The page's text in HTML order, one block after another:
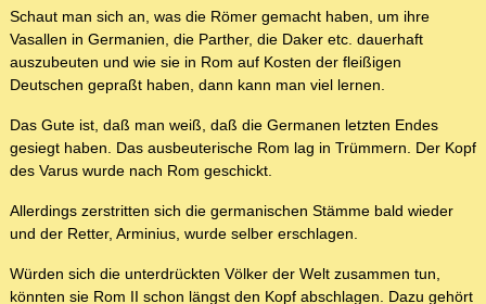
Schaut man sich an, was die Römer gemacht haben, um ihre
Vasallen in Germanien, die Parther, die Daker etc. dauerhaft
auszubeuten und wie sie in Rom auf Kosten der fleißigen
Deutschen gepraßt haben, dann kann man viel lernen.
Das Gute ist, daß man weiß, daß die Germanen letzten Endes
gesiegt haben. Das ausbeuterische Rom lag in Trümmern. Der Kopf
des Varus wurde nach Rom geschickt.
Allerdings zerstritten sich die germanischen Stämme bald wieder
und der Retter, Arminius, wurde selber erschlagen.
Würden sich die unterdrückten Völker der Welt zusammen tun,
könnten sie Rom II schon längst den Kopf abschlagen. Dazu gehört